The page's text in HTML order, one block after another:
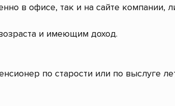
в офисе, так и на сайте
и имеющим доход.
по старости или по выслуге